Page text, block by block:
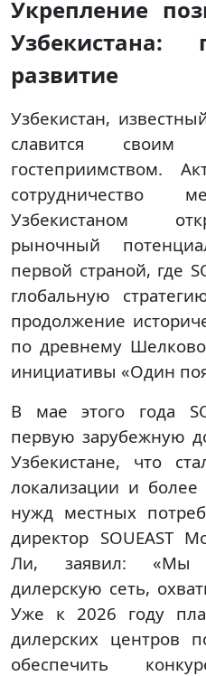
Укрепление
Узбекистана:
развитие
Узбекистан,
славится своим
гостеприимством.
Узбекистаном
рыночный
первой страной, где
глобальную
продолжение
по древнему
инициативы «Один
В мае этого года
первую зарубежную
Узбекистане, что
локализации и более
нужд местных
директор SOUEAST
Ли, заявил: «Мы
дилерскую сеть,
Уже к 2026 году
дилерских центров
обеспечить